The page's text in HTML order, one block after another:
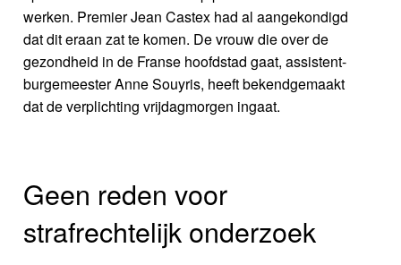
werken. Premier Jean Castex had al aangekondigd
dat dit eraan zat te komen. De vrouw die over de
gezondheid in de Franse hoofdstad gaat, assistent-
burgemeester Anne Souyris, heeft bekendgemaakt
dat de verplichting vrijdagmorgen ingaat.
Geen reden voor
strafrechtelijk onderzoek